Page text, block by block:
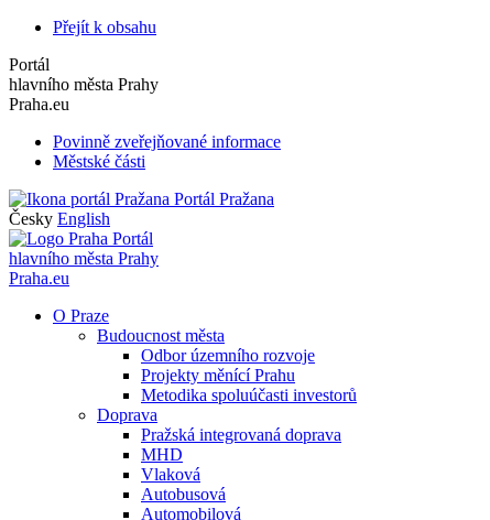
Přejít k obsahu
Portál
hlavního města Prahy
Praha.eu
Povinně zveřejňované informace
Městské části
Portál Pražana
Česky English
Portál
hlavního města Prahy
Praha.eu
O Praze
Budoucnost města
Odbor územního rozvoje
Projekty měnící Prahu
Metodika spoluúčasti investorů
Doprava
Pražská integrovaná doprava
MHD
Vlaková
Autobusová
Automobilová